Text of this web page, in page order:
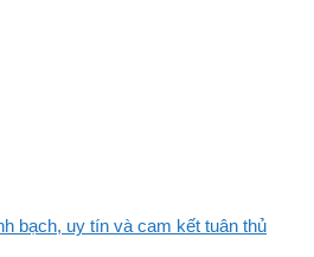
bạch, uy tín và cam kết tuân thủ